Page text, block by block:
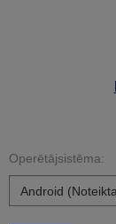
Operētājsistēma: